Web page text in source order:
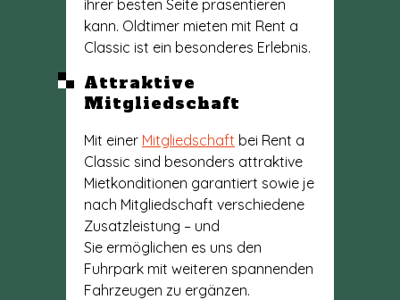
ihrer besten Seite präsentieren
kann. Oldtimer mieten mit Rent a
Classic ist ein besonderes Erlebnis.
Attraktive
Mitgliedschaft
Mit einer Mitgliedschaft bei Rent a
Classic sind besonders attraktive
Mietkonditionen garantiert sowie je
nach Mitgliedschaft verschiedene
Zusatzleistung – und
Sie ermöglichen es uns den
Fuhrpark mit weiteren spannenden
Fahrzeugen zu ergänzen.